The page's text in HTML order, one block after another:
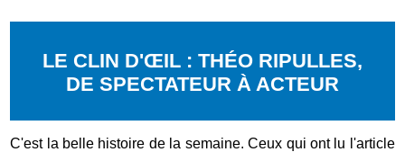
LE CLIN D'ŒIL : THÉO RIPULLES,
DE SPECTATEUR À ACTEUR
C'est la belle histoire de la semaine. Ceux qui ont lu l'article